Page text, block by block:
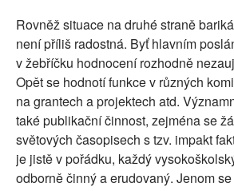
Rovněž situace na druhé straně
není příliš radostná. Byť hlavním
v žebříčku hodnocení rozhodně
Opět se hodnotí funkce v různých
na grantech a projektech atd.
také publikační činnost, zejména se
světových časopisech s tzv. impakt
je jistě v pořádku, každý
odborně činný a erudovaný. Jenom